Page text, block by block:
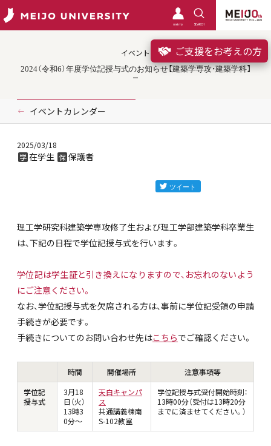
meimo SEARCH
ご支援をお考えの方
イベント
2024（令和6）年度学位記授与式のお知らせ【建築学専攻・建築学科】
イベントカレンダー
2025/03/18
学 在学生 保 保護者
理工学研究科建築学専攻修了生および理工学部建築学科卒業生
は、下記の日程で学位記授与式を行います。
学位記は学生証と引き換えになりますので、お忘れのないよう
にご注意ください。
なお、学位記授与式を欠席される方は、事前に学位記受領の申請
手続きが必要です。
手続きについてのお問い合わせ先はこちらでご確認ください。
時間 開催場所
注意事項等
学位記
授与式
3月18
日（火）
13時3
0分～
天白キャンパ
ス
共通講義棟南
S-102教室
学位記授与式受付開始時刻：
13時00分（受付は13時20分
までに済ませてください。）